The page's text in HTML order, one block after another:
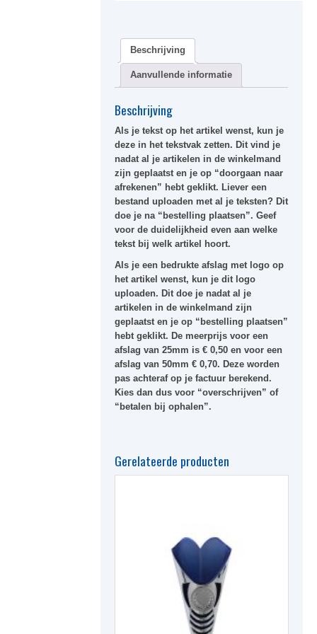
Beschrijving
Aanvullende informatie
Beschrijving
Als je tekst op het artikel wenst, kun je
deze in het tekstvak zetten. Dit vind je
nadat al je artikelen in de winkelmand
zijn geplaatst en je op “doorgaan naar
afrekenen” hebt geklikt. Liever een
bestand uploaden met al je teksten? Dit
doe je na “bestelling plaatsen”. Geef
voor de duidelijkheid even aan welke
tekst bij welk artikel hoort.
Als je een bedrukte afslag met logo op
het artikel wenst, kun je dit logo
uploaden. Dit doe je nadat al je
artikelen in de winkelmand zijn
geplaatst en je op “bestelling plaatsen”
hebt geklikt. De meerprijs voor een
afslag van 25mm is € 0,50 en voor een
afslag van 50mm € 0,70. Deze worden
pas achteraf op je factuur berekend.
Kies dan dus voor “overschrijven” of
“betalen bij ophalen”.
Gerelateerde producten